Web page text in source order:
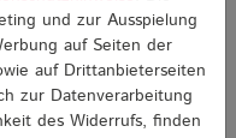
und zur Ausspielung
auf Seiten der
auf Drittanbieterseiten
zur Datenverarbeitung
des Widerrufs, finden